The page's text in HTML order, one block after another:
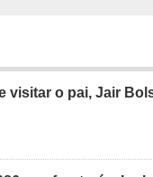
visitar o pai, Jair